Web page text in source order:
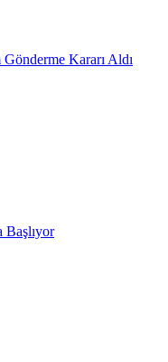
Kararı Aldı
Başlıyor